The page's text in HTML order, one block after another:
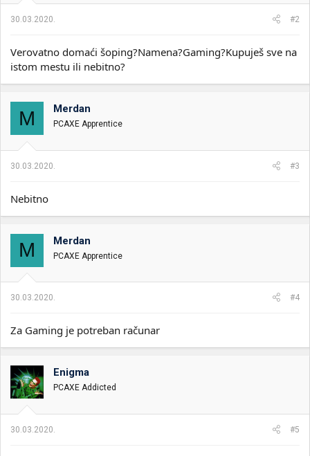
30.03.2020. #2
Verovatno domaći šoping?Namena?Gaming?Kupuješ sve na
istom mestu ili nebitno?
M Merdan
PCAXE Apprentice
30.03.2020. #3
Nebitno
M Merdan
PCAXE Apprentice
30.03.2020. #4
Za Gaming je potreban računar
Enigma
PCAXE Addicted
30.03.2020. #5